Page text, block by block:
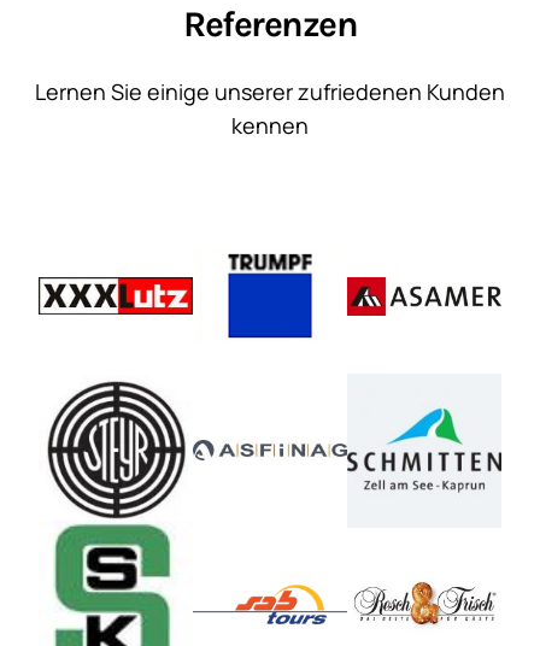
Referenzen
Lernen Sie einige unserer zufriedenen Kunden
kennen